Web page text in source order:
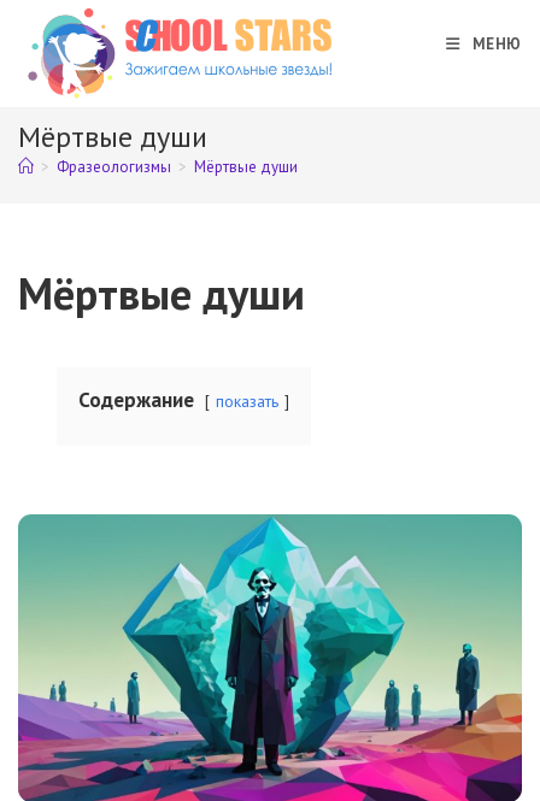
Перейти
содержимому
МЕНЮ
Мёртвые души
> Фразеологизмы > Мёртвые души
Мёртвые души
Содержание показать